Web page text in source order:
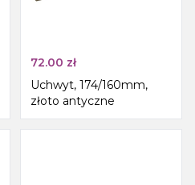
72.00 zł
Uchwyt, 174/160mm,
złoto antyczne